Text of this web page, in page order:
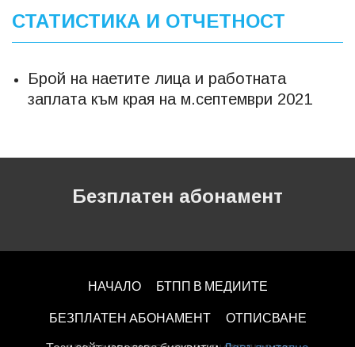
СТАТИСТИКА И ОТЧЕТНОСТ
Брой на наетите лица и работната
заплата към края на м.септември 2021
Безплатен абонамент
НАЧАЛО БТПП В МЕДИИТЕ
БЕЗПЛАТЕН AБОНАМЕНТ ОТПИСВАНЕ